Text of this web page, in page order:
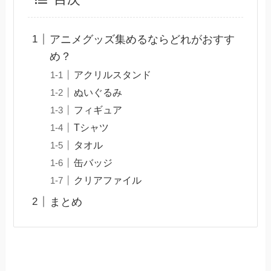
アニメグッズ集めるならどれがおすす
め？
アクリルスタンド
ぬいぐるみ
フィギュア
Tシャツ
タオル
缶バッジ
クリアファイル
まとめ